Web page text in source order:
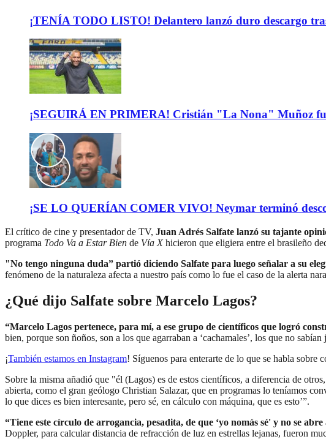
¡TENÍA TODO LISTO! Delantero lanzó duro descargo
¡SEGUIRÁ EN PRIMERA! Cristián "La Nona" Muñoz
¡SE LO QUERÍAN COMER VIVO! Neymar terminó
El crítico de cine y presentador de TV, Juan Adrés Salfate lanzó su tajante
programa Todo Va a Estar Bien de Vía Xhicieron que eligiera entre el brasileño
"No tengo ninguna duda” partió diciendo Salfate para luego señalar a su
fenómeno de la naturaleza afecta a nuestro país como lo fue el caso de la alerta
¿Qué dijo Salfate sobre Marcelo Lagos?
“Marcelo Lagos pertenece, para mí, a ese grupo de científicos que logró
bien, porque son ñoños, son a los que agarraban a ‘cachamales’, los que no
¡También estamos en Instagram! Síguenos para enterarte de lo que se habla sobre
Sobre la misma añadió que "él (Lagos) es de estos científicos, a diferencia de otros,
abierta, como el gran geólogo Christian Salazar, que en programas lo teníamos
lo que dices es bien interesante, pero sé, en cálculo con máquina, que es esto’”.
“Tiene este círculo de arrogancia, pesadita, de que ‘yo nomás sé' y no se
Doppler, para calcular distancia de refracción de luz en estrellas lejanas, fueron